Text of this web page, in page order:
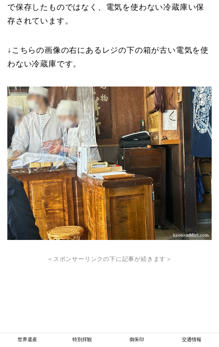
で保存したものではなく、電気を使わない冷蔵庫い保
存されています。
↓こちらの画像の右にあるレジの下の箱が古い電気を使
わない冷蔵庫です。
＜スポンサーリンクの下に記事が続きます＞
世界遺産 特別拝観 御朱印 交通情報